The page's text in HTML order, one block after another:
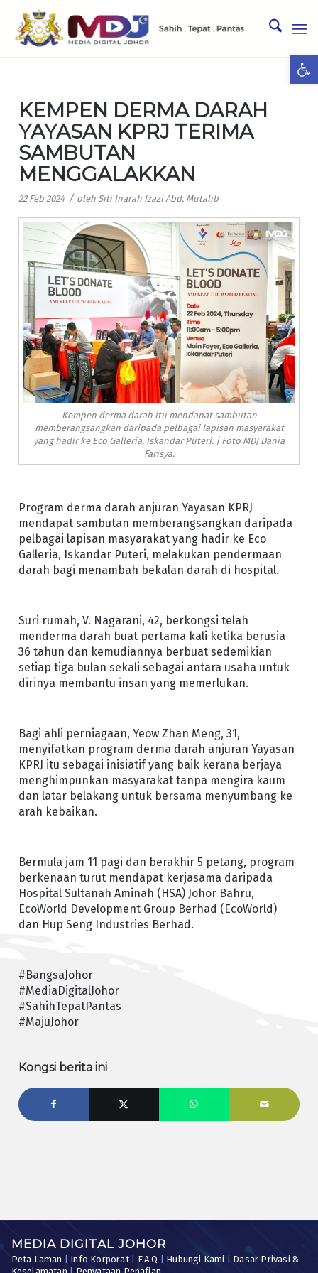
KEMPEN DERMA DARAH
YAYASAN KPRJ TERIMA
SAMBUTAN
MENGGALAKKAN
22 Feb 2024 / oleh Siti Inarah Izazi Abd. Mutalib
Kempen derma darah itu mendapat sambutan
memberangsangkan daripada pelbagai lapisan masyarakat
yang hadir ke Eco Galleria, Iskandar Puteri. | Foto MDJ Dania
Farisya.
Program derma darah anjuran Yayasan KPRJ
mendapat sambutan memberangsangkan daripada
pelbagai lapisan masyarakat yang hadir ke Eco
Galleria, Iskandar Puteri, melakukan pendermaan
darah bagi menambah bekalan darah di hospital.
Suri rumah, V. Nagarani, 42, berkongsi telah
menderma darah buat pertama kali ketika berusia
36 tahun dan kemudiannya berbuat sedemikian
setiap tiga bulan sekali sebagai antara usaha untuk
dirinya membantu insan yang memerlukan.
Bagi ahli perniagaan, Yeow Zhan Meng, 31,
menyifatkan program derma darah anjuran Yayasan
KPRJ itu sebagai inisiatif yang baik kerana berjaya
menghimpunkan masyarakat tanpa mengira kaum
dan latar belakang untuk bersama menyumbang ke
arah kebaikan.
Bermula jam 11 pagi dan berakhir 5 petang, program
berkenaan turut mendapat kerjasama daripada
Hospital Sultanah Aminah (HSA) Johor Bahru,
EcoWorld Development Group Berhad (EcoWorld)
dan Hup Seng Industries Berhad.
#BangsaJohor
#MediaDigitalJohor
#SahihTepatPantas
#MajuJohor
Kongsi berita ini
MEDIA DIGITAL JOHOR
Peta Laman Info Korporat| F.A.Q Hubungi Kami
Dasar Privasi &